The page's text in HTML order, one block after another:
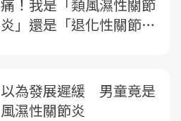
痛！我是「類風濕性關節
炎」還是「退化性關節
以為發展遲緩 男童竟是
風濕性關節炎